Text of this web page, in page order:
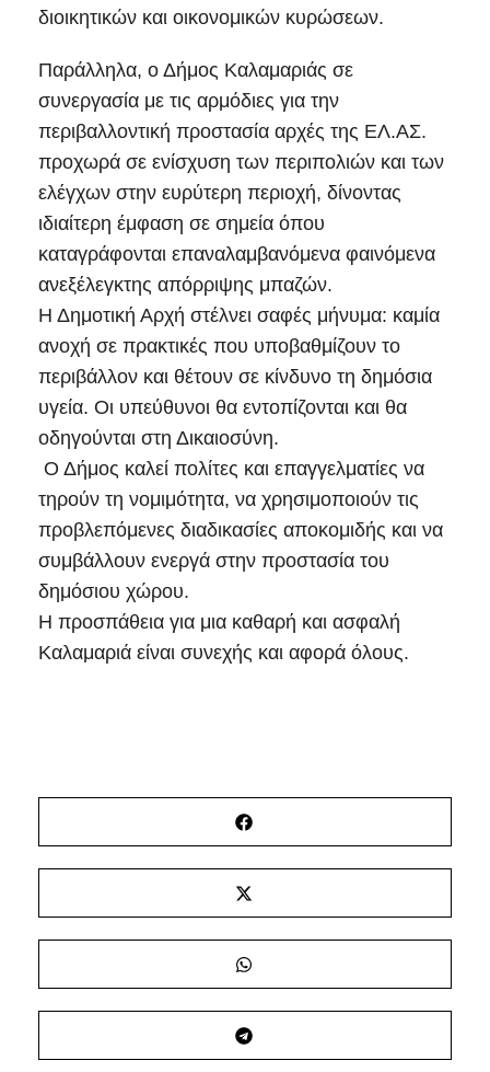
διοικητικών και οικονομικών κυρώσεων.
Παράλληλα, ο Δήμος Καλαμαριάς σε
συνεργασία με τις αρμόδιες για την
περιβαλλοντική προστασία αρχές της ΕΛ.ΑΣ.
προχωρά σε ενίσχυση των περιπολιών και των
ελέγχων στην ευρύτερη περιοχή, δίνοντας
ιδιαίτερη έμφαση σε σημεία όπου
καταγράφονται επαναλαμβανόμενα φαινόμενα
ανεξέλεγκτης απόρριψης μπαζών.
Η Δημοτική Αρχή στέλνει σαφές μήνυμα: καμία
ανοχή σε πρακτικές που υποβαθμίζουν το
περιβάλλον και θέτουν σε κίνδυνο τη δημόσια
υγεία. Οι υπεύθυνοι θα εντοπίζονται και θα
οδηγούνται στη Δικαιοσύνη.
Ο Δήμος καλεί πολίτες και επαγγελματίες να
τηρούν τη νομιμότητα, να χρησιμοποιούν τις
προβλεπόμενες διαδικασίες αποκομιδής και να
συμβάλλουν ενεργά στην προστασία του
δημόσιου χώρου.
Η προσπάθεια για μια καθαρή και ασφαλή
Καλαμαριά είναι συνεχής και αφορά όλους.